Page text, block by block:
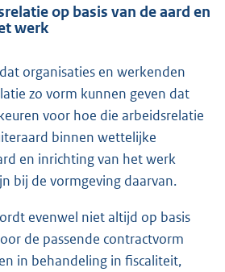
op basis van de aard en
werk
organisaties en werkenden
zo vorm kunnen geven dat
voor hoe die arbeidsrelatie
binnen wettelijke
en inrichting van het werk
bij de vormgeving daarvan.
evenwel niet altijd op basis
de passende contractvorm
in behandeling in fiscaliteit,